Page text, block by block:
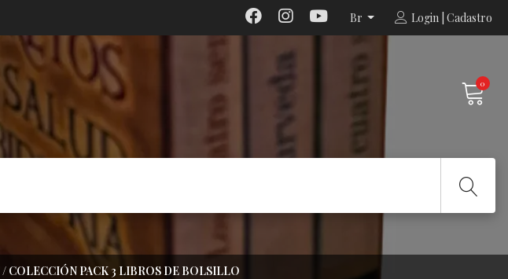
Br Login | Cadastro
0
/ COLECCIÓN PACK 3 LIBROS DE BOLSILLO